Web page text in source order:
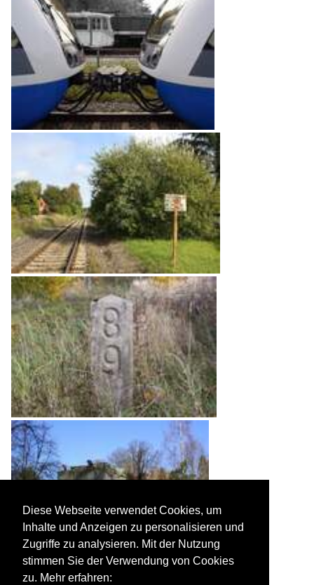
Diese Webseite verwendet Cookies, um
Inhalte und Anzeigen zu personalisieren und
Zugriffe zu analysieren. Mit der Nutzung
stimmen Sie der Verwendung von Cookies
zu. Mehr erfahren: